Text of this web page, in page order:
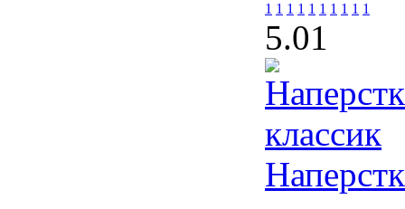
1 1 1 1 1 1 1 1 1 1
5.01